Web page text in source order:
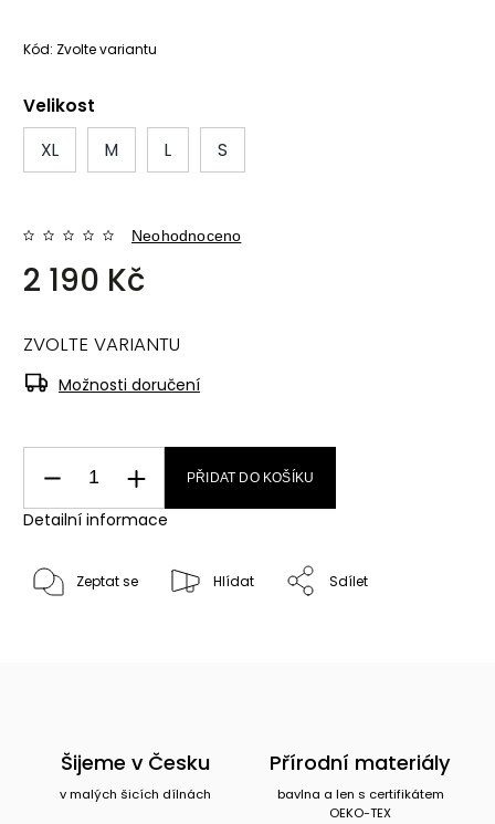
Kód: Zvolte variantu
Velikost
XL
M L S
Neohodnoceno
2 190 Kč
ZVOLTE VARIANTU
Možnosti doručení
PŘIDAT DO KOŠÍKU
Detailní informace
Zeptat se Hlídat Sdílet
Šijeme v Česku
v malých šicích dílnách
Přírodní materiály
bavlna a len s certifikátem
OEKO-TEX